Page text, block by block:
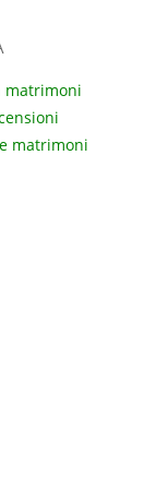
matrimoni
matrimoni